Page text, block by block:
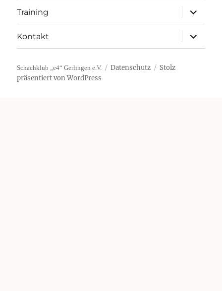
Training
öffnen
Kontakt
öffnen
Schachklub „e4“ Gerlingen e.V. Datenschutz
Stolz
präsentiert von WordPress